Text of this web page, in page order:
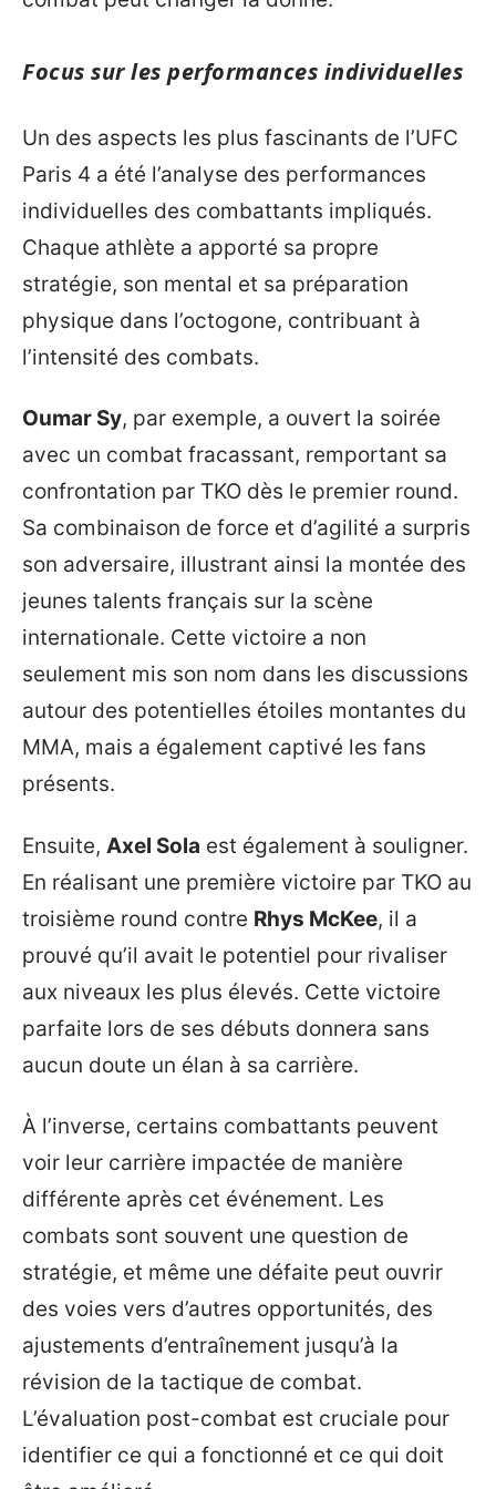
Focus sur les performances individuelles
Un des aspects les plus fascinants de l’UFC
Paris 4 a été l’analyse des performances
individuelles des combattants impliqués.
Chaque athlète a apporté sa propre
stratégie, son mental et sa préparation
physique dans l’octogone, contribuant à
l’intensité des combats.
Oumar Sy, par exemple, a ouvert la soirée
avec un combat fracassant, remportant sa
confrontation par TKO dès le premier round.
Sa combinaison de force et d’agilité a surpris
son adversaire, illustrant ainsi la montée des
jeunes talents français sur la scène
internationale. Cette victoire a non
seulement mis son nom dans les discussions
autour des potentielles étoiles montantes du
MMA, mais a également captivé les fans
présents.
Ensuite, Axel Sola est également à souligner.
En réalisant une première victoire par TKO au
troisième round contre Rhys McKee, il a
prouvé qu’il avait le potentiel pour rivaliser
aux niveaux les plus élevés. Cette victoire
parfaite lors de ses débuts donnera sans
aucun doute un élan à sa carrière.
À l’inverse, certains combattants peuvent
voir leur carrière impactée de manière
différente après cet événement. Les
combats sont souvent une question de
stratégie, et même une défaite peut ouvrir
des voies vers d’autres opportunités, des
ajustements d’entraînement jusqu’à la
révision de la tactique de combat.
L’évaluation post-combat est cruciale pour
identifier ce qui a fonctionné et ce qui doit